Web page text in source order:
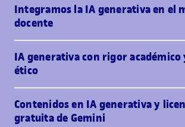
Integramos la IA generativa en el
docente
IA generativa con rigor académico
ético
Contenidos en IA generativa y
gratuita de Gemini